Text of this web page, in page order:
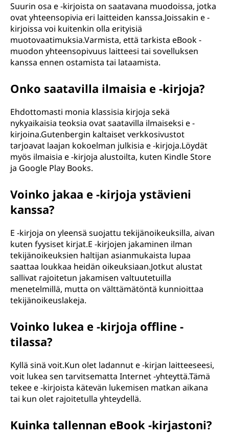
Suurin osa e -kirjoista on saatavana muodoissa, jotka
ovat yhteensopivia eri laitteiden kanssa.Joissakin e -
kirjoissa voi kuitenkin olla erityisiä
muotovaatimuksia.Varmista, että tarkista eBook -
muodon yhteensopivuus laitteesi tai sovelluksen
kanssa ennen ostamista tai lataamista.
Onko saatavilla ilmaisia e -kirjoja?
Ehdottomasti monia klassisia kirjoja sekä
nykyaikaisia teoksia ovat saatavilla ilmaiseksi e -
kirjoina.Gutenbergin kaltaiset verkkosivustot
tarjoavat laajan kokoelman julkisia e -kirjoja.Löydät
myös ilmaisia e -kirjoja alustoilta, kuten Kindle Store
ja Google Play Books.
Voinko jakaa e -kirjoja ystävieni
kanssa?
E -kirjoja on yleensä suojattu tekijänoikeuksilla, aivan
kuten fyysiset kirjat.E -kirjojen jakaminen ilman
tekijänoikeuksien haltijan asianmukaista lupaa
saattaa loukkaa heidän oikeuksiaan.Jotkut alustat
sallivat rajoitetun jakamisen valtuutetuilla
menetelmillä, mutta on välttämätöntä kunnioittaa
tekijänoikeuslakeja.
Voinko lukea e -kirjoja offline -
tilassa?
Kyllä sinä voit.Kun olet ladannut e -kirjan laitteeseesi,
voit lukea sen tarvitsematta Internet -yhteyttä.Tämä
tekee e -kirjoista kätevän lukemisen matkan aikana
tai kun olet rajoitetulla yhteydellä.
Kuinka tallennan eBook -kirjastoni?